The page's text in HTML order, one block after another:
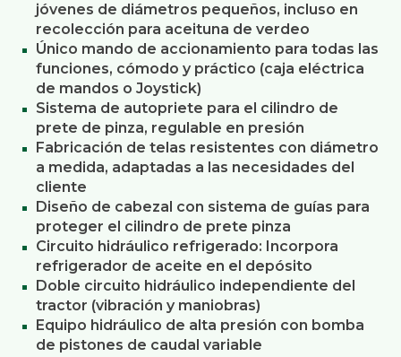
jóvenes de diámetros pequeños, incluso en
recolección para aceituna de verdeo
Único mando de accionamiento para todas las
funciones, cómodo y práctico (caja eléctrica
de mandos o Joystick)
Sistema de autopriete para el cilindro de
prete de pinza, regulable en presión
Fabricación de telas resistentes con diámetro
a medida, adaptadas a las necesidades del
cliente
Diseño de cabezal con sistema de guías para
proteger el cilindro de prete pinza
Circuito hidráulico refrigerado: Incorpora
refrigerador de aceite en el depósito
Doble circuito hidráulico independiente del
tractor (vibración y maniobras)
Equipo hidráulico de alta presión con bomba
de pistones de caudal variable